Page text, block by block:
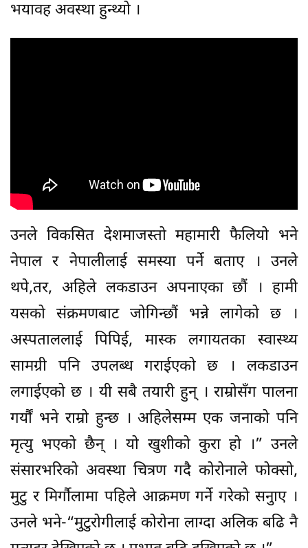
भयावह अवस्था हुन्थ्यो ।
उनले विकसित देशमाजस्तो महामारी फैलियो भने
नेपाल र नेपालीलाई समस्या पर्ने बताए । उनले
थपे,तर, अहिले लकडाउन अपनाएका छौं । हामी
यसको संक्रमणबाट जोगिन्छौं भन्ने लागेको छ ।
अस्पताललाई पिपिई, मास्क लगायतका स्वास्थ्य
सामग्री पनि उपलब्ध गराईएको छ । लकडाउन
लगाईएको छ । यी सबै तयारी हुन् । राम्रोसँग पालना
गर्यौं भने राम्रो हुन्छ । अहिलेसम्म एक जनाको पनि
मृत्यु भएको छैन् । यो खुशीको कुरा हो ।” उनले
संसारभरिको अवस्था चित्रण गदै कोरोनाले फोक्सो,
मुटु र मिर्गौलामा पहिले आक्रमण गर्ने गरेको सनुाए ।
उनले भने-“मुटुरोगीलाई कोरोना लाग्दा अलिक बढि नै